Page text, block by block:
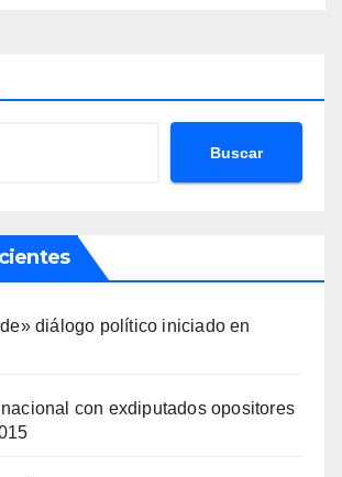
Buscar
diálogo político iniciado en
con exdiputados opositores